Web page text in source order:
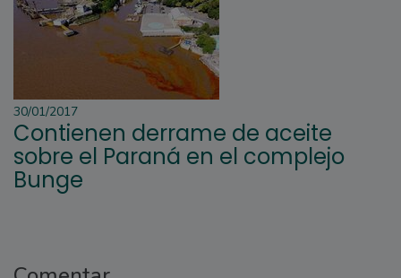
30/01/2017
Contienen derrame de aceite
sobre el Paraná en el complejo
Bunge